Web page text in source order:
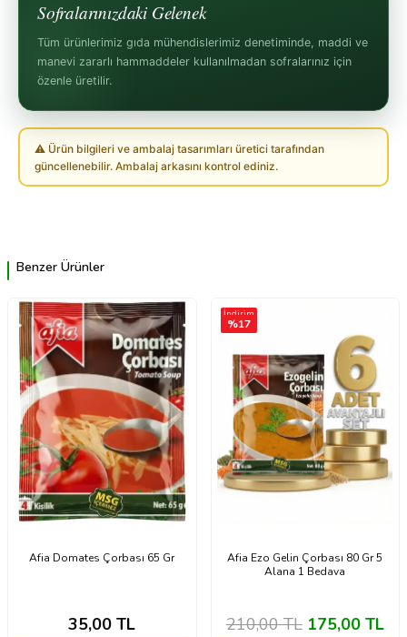
Sofralarınızdaki Gelenek
Tüm ürünlerimiz gıda mühendislerimiz denetiminde, maddi ve
manevi zararlı hammaddeler kullanılmadan sofralarınız için
özenle üretilir.
⚠ Ürün bilgileri ve ambalaj tasarımları üretici tarafından
güncellenebilir. Ambalaj arkasını kontrol ediniz.
Benzer Ürünler
Afia Domates Çorbası 65 Gr
35,00 TL
İndirim
%17
Afia Ezo Gelin Çorbası 80 Gr 5
Alana 1 Bedava
210,00TL 175,00TL